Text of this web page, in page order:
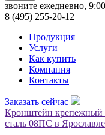
звоните ежедневно,
8 (495) 255-20-12
Продукция
Услуги
Как купить
Компания
Контакты
Заказать сейчас
Кронштейн крепежный
сталь 08ПС в Ярославле